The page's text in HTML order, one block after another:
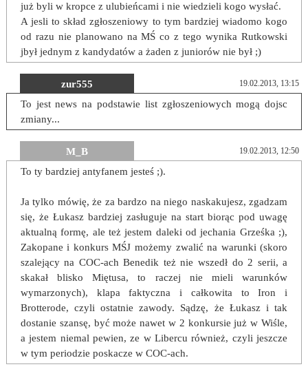
już byli w kropce z ulubieńcami i nie wiedzieli kogo wysłać.
A jesli to skład zgłoszeniowy to tym bardziej wiadomo kogo
od razu nie planowano na MŚ co z tego wynika Rutkowski
jbył jednym z kandydatów a żaden z juniorów nie był ;)
zur555 19.02.2013, 13:15
To jest news na podstawie list zgłoszeniowych mogą dojsc
zmiany...
M_B 19.02.2013, 12:50
To ty bardziej antyfanem jesteś ;).
Ja tylko mówię, że za bardzo na niego naskakujesz, zgadzam
się, że Łukasz bardziej zasługuje na start biorąc pod uwagę
aktualną formę, ale też jestem daleki od jechania Grześka ;),
Zakopane i konkurs MŚJ możemy zwalić na warunki (skoro
szalejący na COC-ach Benedik też nie wszedł do 2 serii, a
skakał blisko Miętusa, to raczej nie mieli warunków
wymarzonych), klapa faktyczna i całkowita to Iron i
Brotterode, czyli ostatnie zawody. Sądzę, że Łukasz i tak
dostanie szansę, być może nawet w 2 konkursie już w Wiśle,
a jestem niemal pewien, ze w Libercu również, czyli jeszcze
w tym periodzie poskacze w COC-ach.